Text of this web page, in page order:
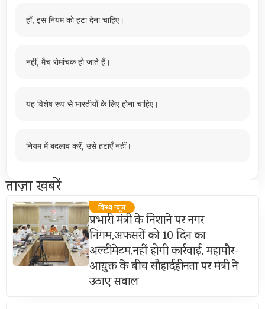
हाँ, इस नियम को हटा देना चाहिए।
नहीं, मैच रोमांचक हो जाते हैं।
यह विशेष रूप से भारतीयों के लिए होना चाहिए।
नियम में बदलाव करें, उसे हटाएँ नहीं।
ताज़ा खबरें
विन्ध्य न्यूज़
प्रभारी मंत्री के निशाने पर नगर
निगम,अफसरों को 10 दिन का
अल्टीमेटम,नहीं होगी कार्रवाई, महापौर-
आयुक्त के बीच सौहार्दहीनता पर मंत्री ने
उठाए सवाल